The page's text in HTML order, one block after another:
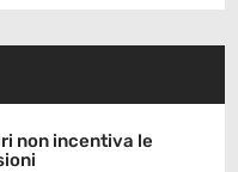
non incentiva le